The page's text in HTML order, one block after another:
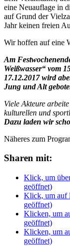
eine Neuauflage in
auf Grund der
Jahr keinen freien
Wir hoffen auf eine
Am
Weißwasser“ vom
17.12.2017 wird
Jung und Alt
Viele Akteure
kulturellen und
Dazu laden wir
Näheres zum
Sharen mit:
Klick, um
geöffnet)
Klick, um auf
geöffnet)
Klicken, um
geöffnet)
Klicken, um
geöffnet)